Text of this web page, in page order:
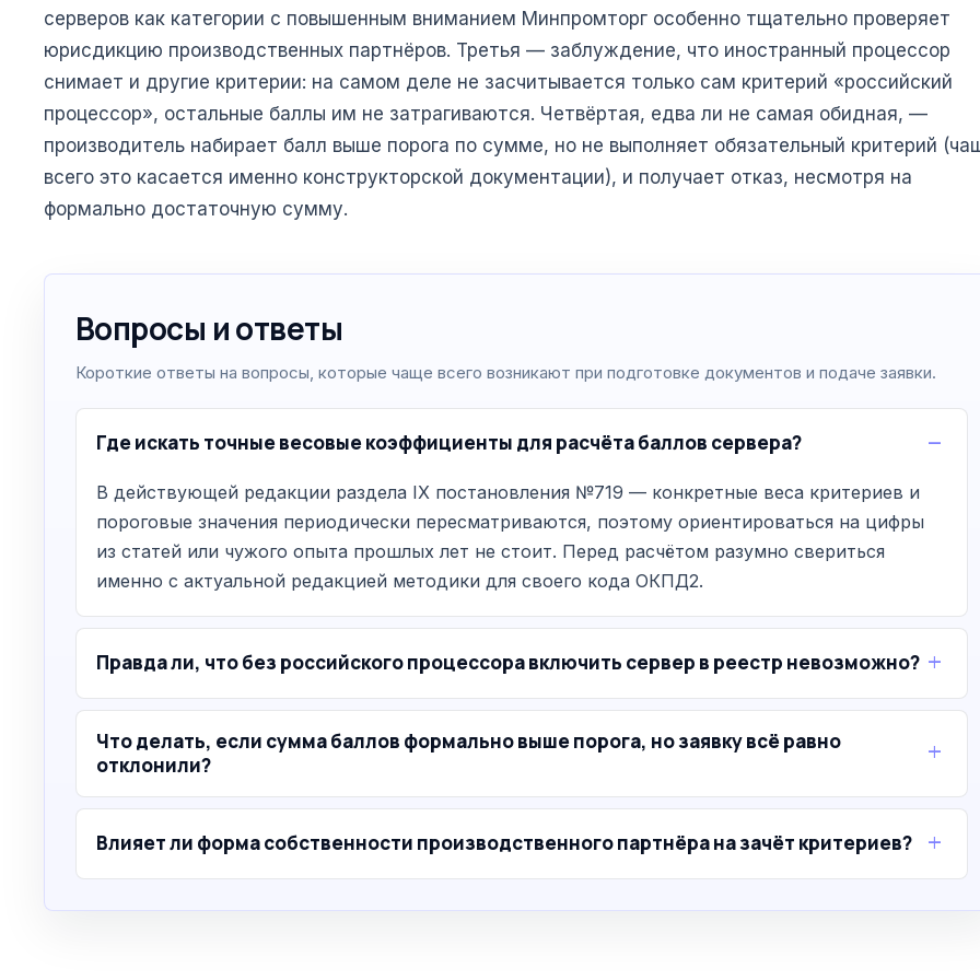
серверов как категории с повышенным вниманием Минпромторг особенно тщательно проверяет
юрисдикцию производственных партнёров. Третья — заблуждение, что иностранный процессор
снимает и другие критерии: на самом деле не засчитывается только сам критерий «российский
процессор», остальные баллы им не затрагиваются. Четвёртая, едва ли не самая обидная, —
производитель набирает балл выше порога по сумме, но не выполняет обязательный критерий
всего это касается именно конструкторской документации), и получает отказ, несмотря на
формально достаточную сумму.
Вопросы и ответы
Короткие ответы на вопросы, которые чаще всего возникают при подготовке документов и подаче заявки.
Где искать точные весовые коэффициенты для расчёта баллов сервера?
В действующей редакции раздела IX постановления №719 — конкретные веса критериев и
пороговые значения периодически пересматриваются, поэтому ориентироваться на цифры
из статей или чужого опыта прошлых лет не стоит. Перед расчётом разумно свериться
именно с актуальной редакцией методики для своего кода ОКПД2.
Правда ли, что без российского процессора включить сервер в реестр невозможно?
Что делать, если сумма баллов формально выше порога, но заявку всё равно
отклонили?
Влияет ли форма собственности производственного партнёра на зачёт критериев?